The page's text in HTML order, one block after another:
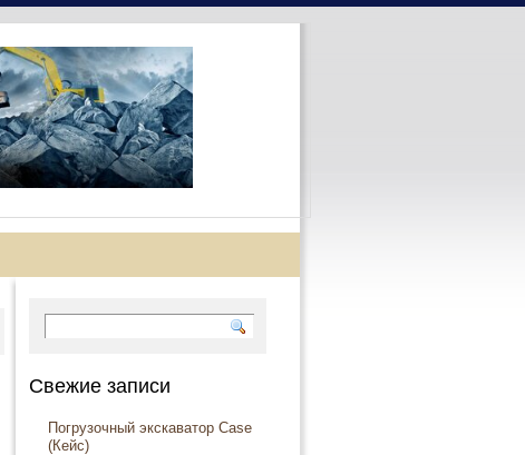
Свежие записи
Погрузочный экскаватор Case
(Кейс)